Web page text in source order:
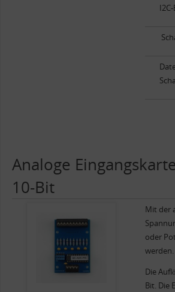
Analoge
10-Bit
Mit der
oder
werden.
Die
Bit. Die